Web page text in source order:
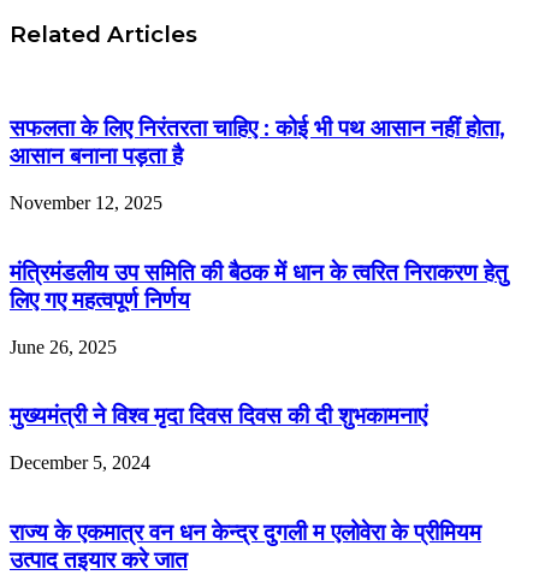
Related Articles
सफलता के लिए निरंतरता चाहिए : कोई भी पथ आसान नहीं होता,
आसान बनाना पड़ता है
November 12, 2025
मंत्रिमंडलीय उप समिति की बैठक में धान के त्वरित निराकरण हेतु
लिए गए महत्वपूर्ण निर्णय
June 26, 2025
मुख्यमंत्री ने विश्व मृदा दिवस दिवस की दी शुभकामनाएं
December 5, 2024
राज्य के एकमात्र वन धन केन्द्र दुगली म एलोवेरा के प्रीमियम
उत्पाद तइयार करे जात